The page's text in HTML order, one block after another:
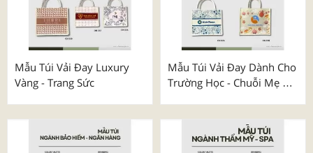
Mẫu Túi Vải Đay Luxury
Vàng - Trang Sức
Mẫu Túi Vải Đay Dành Cho
Trường Học - Chuỗi Mẹ &